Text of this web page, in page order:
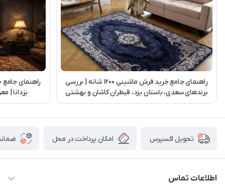
راهنمای جامع خرید فرش ماشینی 1200 شانه | بررسی
برندهای سعدی، باستان یزد، قیطران کاشان و بهشتی
تبریز
راهنمای
یزدانا |
تحویل اکسپرس امکان پرداخت در محل
اطلاعات تماس